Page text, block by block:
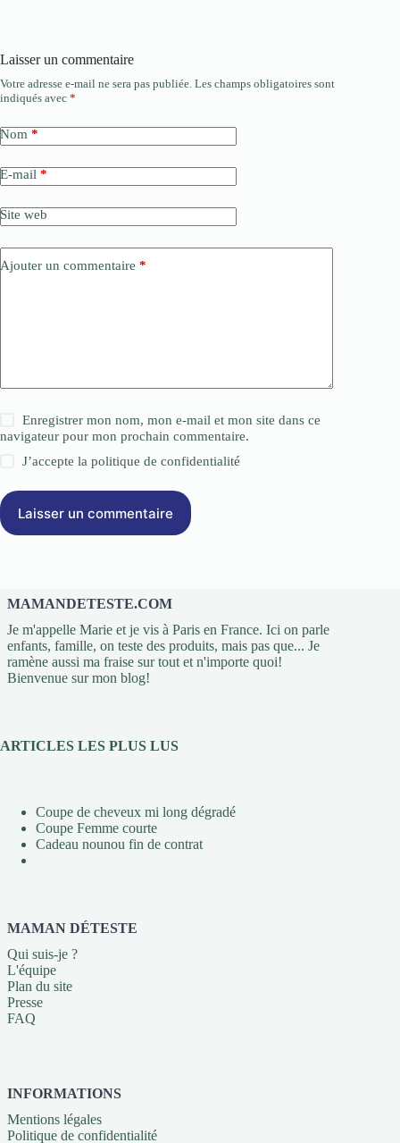
Laisser un commentaire
Votre adresse e-mail ne sera pas publiée. Les champs obligatoires sont
indiqués avec *
Nom *
E-mail *
Site web
Ajouter un commentaire *
Enregistrer mon nom, mon e-mail et mon site dans ce
navigateur pour mon prochain commentaire.
J’accepte lapolitique de confidentialité
Laisser un commentaire
MAMANDETESTE.COM
Je m'appelle Marie et je vis à Paris en France. Ici on parle
enfants, famille, on teste des produits, mais pas que... Je
ramène aussi ma fraise sur tout et n'importe quoi!
Bienvenue sur mon blog!
ARTICLES LES PLUS LUS
Coupe de cheveux mi long dégradé
Coupe Femme courte
Cadeau nounou fin de contrat
MAMAN DÉTESTE
Qui suis-je ?
L'équipe
Plan du site
Presse
FAQ
INFORMATIONS
Mentions légales
Politique de confidentialité